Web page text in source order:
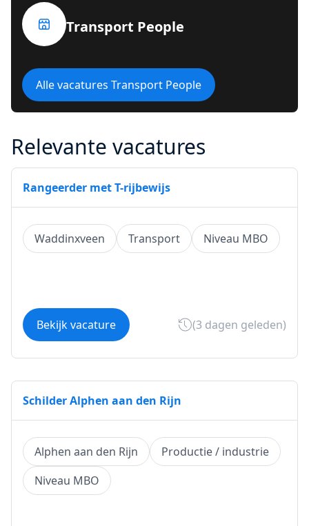
Transport People
Alle vacatures Transport People
Relevante vacatures
Rangeerder met T-rijbewijs
Waddinxveen Transport Niveau MBO
Bekijk vacature (3 dagen geleden)
Schilder Alphen aan den Rijn
Alphen aan den Rijn
Productie / industrie
Niveau MBO